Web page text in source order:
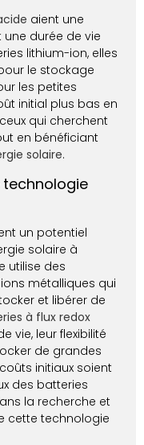
aient une
durée de vie
lithium-ion, elles
le stockage
les petites
initial plus bas en
qui cherchent
en bénéficiant
solaire.
technologie
un potentiel
solaire à
utilise des
métalliques qui
et libérer de
à flux redox
vie, leur flexibilité
de grandes
initiaux soient
des batteries
la recherche et
cette technologie